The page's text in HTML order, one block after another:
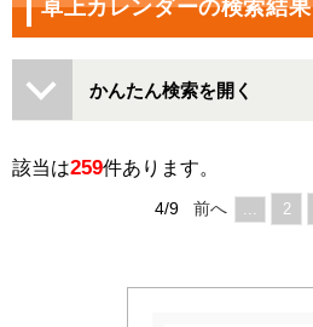
卓上カレンダーの検索結果
かんたん検索を開く
該当は259件あります。
4/9 前へ ... 2